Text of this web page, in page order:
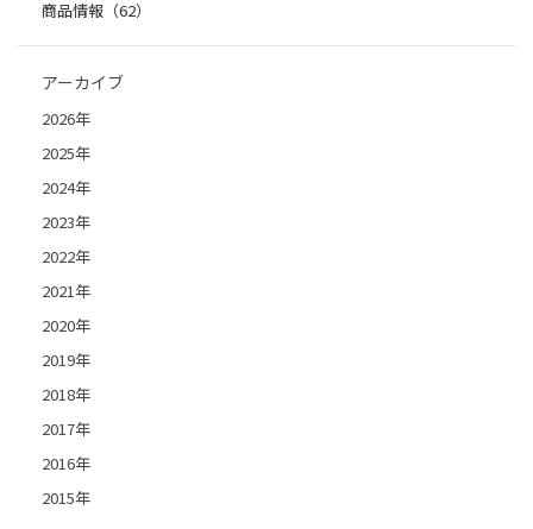
商品情報（62）
アーカイブ
2026年
2025年
2024年
2023年
2022年
2021年
2020年
2019年
2018年
2017年
2016年
2015年